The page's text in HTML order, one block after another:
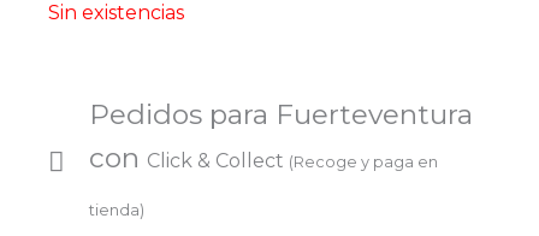
Sin existencias
Pedidos para Fuerteventura
con Click & Collect (Recoge y paga en
tienda)